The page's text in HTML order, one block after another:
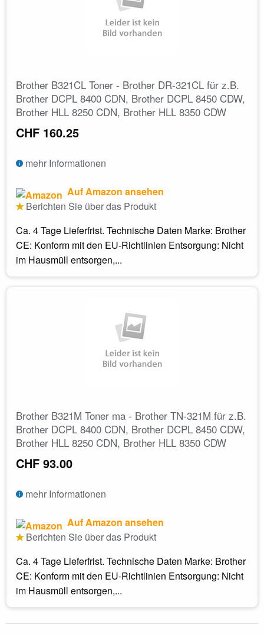
Brother B321CL Toner - Brother DR-321CL für z.B.
Brother DCPL 8400 CDN, Brother DCPL 8450 CDW,
Brother HLL 8250 CDN, Brother HLL 8350 CDW
CHF 160.25
mehr Informationen
Auf Amazon ansehen
Berichten Sie über das Produkt
Ca. 4 Tage Lieferfrist. Technische Daten Marke: Brother
CE: Konform mit den EU-Richtlinien Entsorgung: Nicht
im Hausmüll entsorgen,...
Brother B321M Toner ma - Brother TN-321M für z.B.
Brother DCPL 8400 CDN, Brother DCPL 8450 CDW,
Brother HLL 8250 CDN, Brother HLL 8350 CDW
CHF 93.00
mehr Informationen
Auf Amazon ansehen
Berichten Sie über das Produkt
Ca. 4 Tage Lieferfrist. Technische Daten Marke: Brother
CE: Konform mit den EU-Richtlinien Entsorgung: Nicht
im Hausmüll entsorgen,...